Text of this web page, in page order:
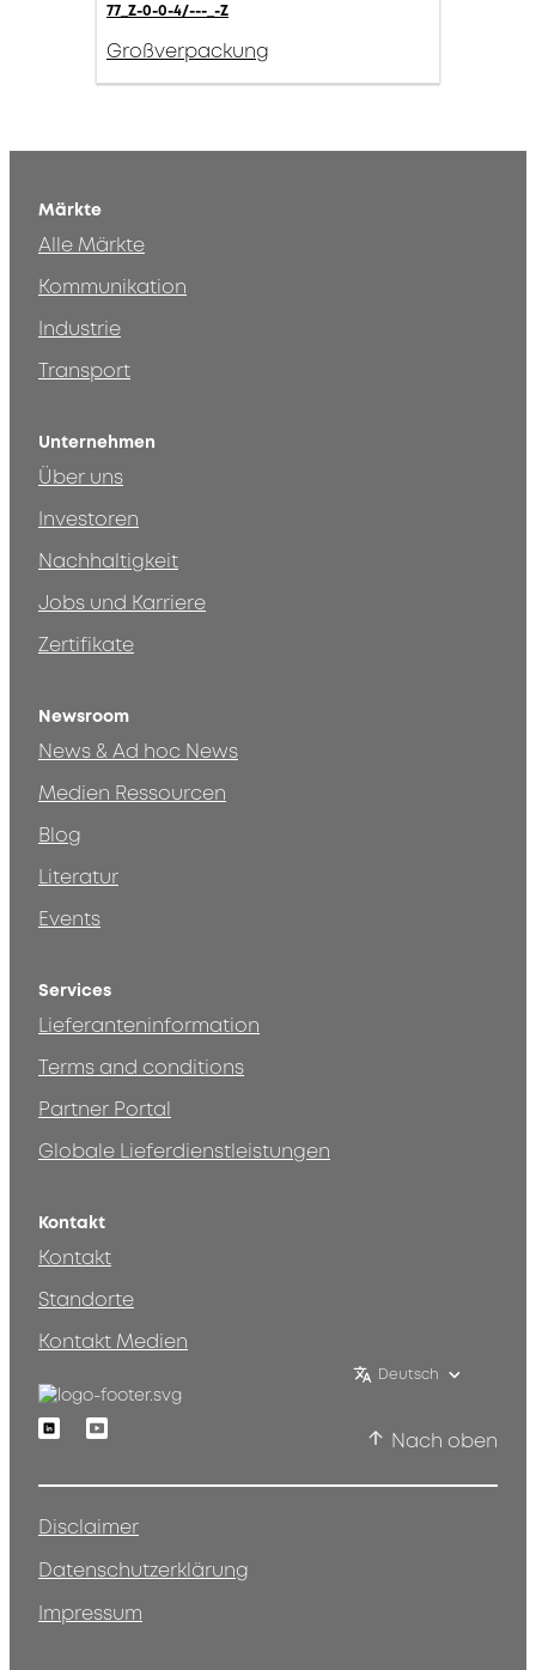
77_Z-0-0-4/---_-Z
Großverpackung
Märkte
Alle Märkte
Kommunikation
Industrie
Transport
Unternehmen
Über uns
Investoren
Nachhaltigkeit
Jobs und Karriere
Zertifikate
Newsroom
News & Ad hoc News
Medien Ressourcen
Blog
Literatur
Events
Services
Lieferanteninformation
Terms and conditions
Partner Portal
Globale Lieferdienstleistungen
Kontakt
Kontakt
Standorte
Kontakt Medien
Deutsch
LinkedinYoutube
Nach oben
Disclaimer
Datenschutzerklärung
Impressum